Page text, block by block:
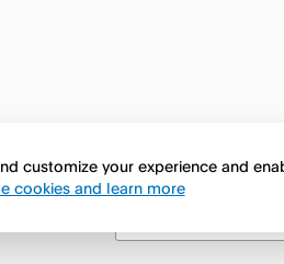
customize your experience and
cookies and learn more